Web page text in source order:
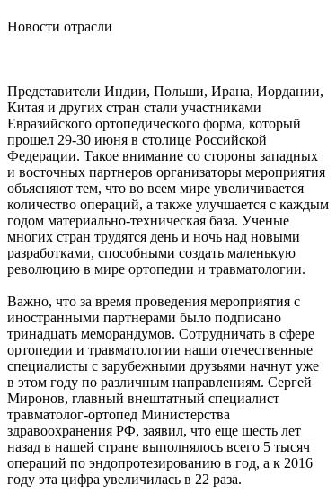
Новости отрасли
Представители Индии, Польши, Ирана, Иордании,
Китая и других стран стали участниками
Евразийского ортопедического форма, который
прошел 29-30 июня в столице Российской
Федерации. Такое внимание со стороны западных
и восточных партнеров организаторы мероприятия
объясняют тем, что во всем мире увеличивается
количество операций, а также улучшается с каждым
годом материально-техническая база. Ученые
многих стран трудятся день и ночь над новыми
разработками, способными создать маленькую
революцию в мире ортопедии и травматологии.
Важно, что за время проведения мероприятия с
иностранными партнерами было подписано
тринадцать меморандумов. Сотрудничать в сфере
ортопедии и травматологии наши отечественные
специалисты с зарубежными друзьями начнут уже
в этом году по различным направлениям. Сергей
Миронов, главный внештатный специалист
травматолог-ортопед Министерства
здравоохранения РФ, заявил, что еще шесть лет
назад в нашей стране выполнялось всего 5 тысяч
операций по эндопротезированию в год, а к 2016
году эта цифра увеличилась в 22 раза.